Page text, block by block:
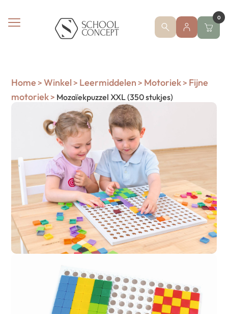
0
Home > Winkel > Leermiddelen > Motoriek> Fijne
motoriek> Mozaïekpuzzel XXL (350 stukjes)